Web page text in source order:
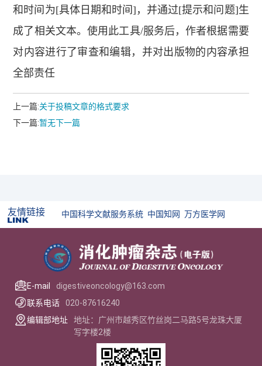
和时间为[具体日期和时间]，并通过[提示和问题]生
成了相关文本。使用此工具/服务后，作者根据需要
对内容进行了审查和编辑，并对出版物的内容承担
全部责任
上一篇:关于投稿文章的格式要求
下一篇:暂无下一篇
友情链接 中国科学文献服务系统 中国知网 万方医学网
E-mail
digestiveoncology@163.com
联系电话
020-87616240
编辑部地址
地址：广州市越秀区竹丝岗二马路5号龙珠大厦
写字楼2楼